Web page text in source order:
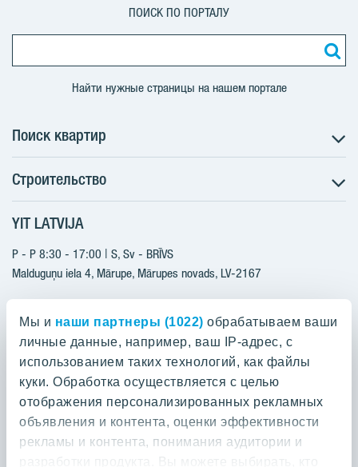
Мы и наши партнеры (1022) обрабатываем ваши
личные данные, например, ваш IP-адрес, с
использованием таких технологий, как файлы
куки. Обработка осуществляется с целью
отображения персонализированных рекламных
объявления и контента, оценки эффективности
рекламы и контента, понимания аудитории и
разработки продукта. Вы можете выбирать, кто
ПОИСК ПО ПОРТАЛУ
Найти нужные страницы на нашем портале
Поиск квартир
Поиск квартир
Информация для покупателей
Будущие проекты
YIT Plus
Контакты
Строительство
Строительство
Актуальные проекты
Реализованные проекты
Контакты
YIT LATVIJA
P - P 8:30 - 17:00 | S, Sv - BRĪVS
Malduguņu iela 4, Mārupe, Mārupes novads, LV-2167
+371 25608080
yitmajas@yit.lv
Проекты